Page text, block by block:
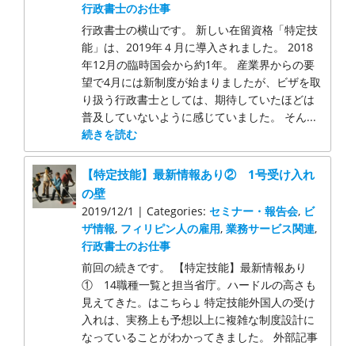
行政書士のお仕事
行政書士の横山です。 新しい在留資格「特定技
能」は、2019年４月に導入されました。 2018
年12月の臨時国会から約1年。 産業界からの要
望で4月には新制度が始まりましたが、ビザを取
り扱う行政書士としては、期待していたほどは
普及していないように感じていました。 そん...
続きを読む
【特定技能】最新情報あり② 1号受け入れ
の壁
2019/12/1 | Categories:セミナー・報告会, ビ
ザ情報, フィリピン人の雇用,業務サービス関連,
行政書士のお仕事
前回の続きです。 【特定技能】最新情報あり
① 14職種一覧と担当省庁。ハードルの高さも
見えてきた。はこちら↓ 特定技能外国人の受け
入れは、実務上も予想以上に複雑な制度設計に
なっていることがわかってきました。 外部記事